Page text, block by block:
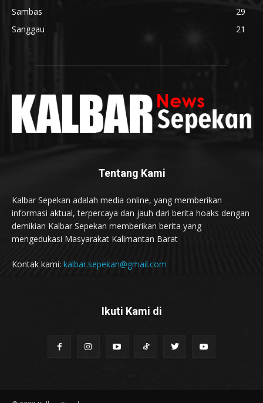
Sambas
29
Sanggau
21
Tentang Kami
Kalbar Sepekan adalah media online, yang memberikan
informasi aktual, terpercaya dan jauh dari berita hoaks dengan
demikian Kalbar Sepekan memberikan berita yang
mengedukasi Masyarakat Kalimantan Barat
Kontak kami: kalbar.sepekan@gmail.com
Ikuti Kami di